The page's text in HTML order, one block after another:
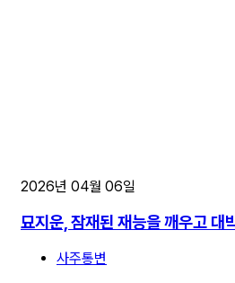
2026년 04월 06일
묘지운, 잠재된 재능을 깨우고 대
사주통변